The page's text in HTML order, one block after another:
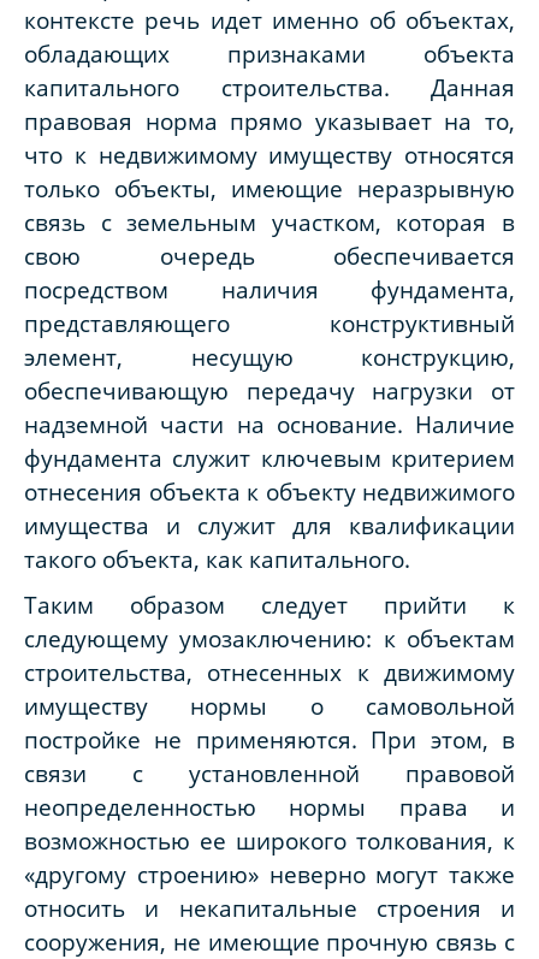
контексте речь идет именно об объектах,
обладающих признаками объекта
капитального строительства. Данная
правовая норма прямо указывает на то,
что к недвижимому имуществу относятся
только объекты, имеющие неразрывную
связь с земельным участком, которая в
свою очередь обеспечивается
посредством наличия фундамента,
представляющего конструктивный
элемент, несущую конструкцию,
обеспечивающую передачу нагрузки от
надземной части на основание. Наличие
фундамента служит ключевым критерием
отнесения объекта к объекту недвижимого
имущества и служит для квалификации
такого объекта, как капитального.
Таким образом следует прийти к
следующему умозаключению: к объектам
строительства, отнесенных к движимому
имуществу нормы о самовольной
постройке не применяются. При этом, в
связи с установленной правовой
неопределенностью нормы права и
возможностью ее широкого толкования, к
«другому строению» неверно могут также
относить и некапитальные строения и
сооружения, не имеющие прочную связь с